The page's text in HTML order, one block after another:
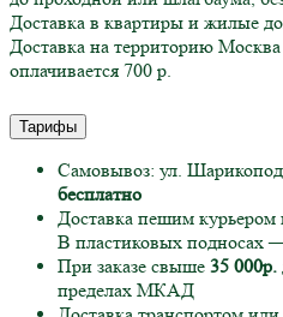
Доставка в квартиры и жилые
Доставка на территорию
оплачивается 700 р.
Тарифы
Самовывоз: ул.
бесплатно
Доставка пешим
В пластиковых подносах
При заказе свыше 35 000р.
пределах МКАД